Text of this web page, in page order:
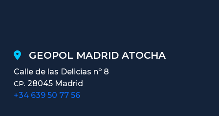
GEOPOL MADRID ATOCHA
Calle de las Delicias nº 8
CP. 28045 Madrid
+34 639 50 77 56